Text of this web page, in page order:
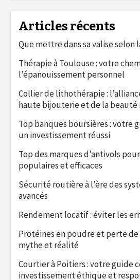
Articles récents
Que mettre dans sa valise selon
Thérapie à Toulouse : votre
l’épanouissement personnel
Collier de lithothérapie :
haute bijouterie et de la beauté
Top banques boursières : votre
un investissement réussi
Top des marques d’antivols
populaires et efficaces
Sécurité routière à l’ère des
avancés
Rendement locatif : éviter les
Protéines en poudre et perte
mythe et réalité
Courtier à Poitiers : votre guide
investissement éthique et